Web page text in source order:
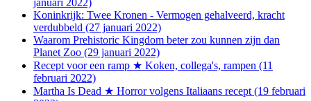
Koninkrijk: Twee Kronen - Vermogen gehalveerd, kracht
verdubbeld (27 januari 2022)
Waarom Prehistoric Kingdom beter zou kunnen zijn dan
Planet Zoo (29 januari 2022)
Recept voor een ramp ★ Koken, collega's, rampen (11
februari 2022)
Martha Is Dead ★ Horror volgens Italiaans recept (19 februari